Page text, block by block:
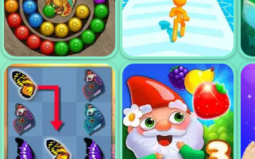
BLOCK BLAST BLOXD IO